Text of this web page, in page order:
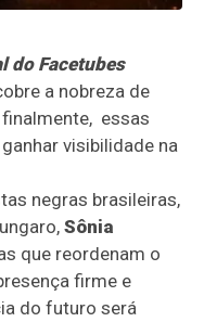
do Facetubes
a nobreza de
essas
visibilidade na
negras brasileiras,
Sônia
que reordenam o
firme e
do futuro será